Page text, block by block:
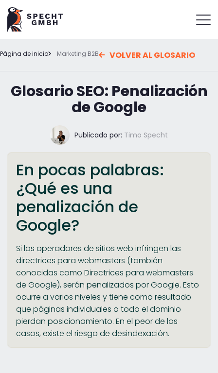
Página de inicio Marketing B2B VOLVER AL GLOSARIO
Glosario SEO: Penalización
de Google
Publicado por: Timo Specht
En pocas palabras:
¿Qué es una
penalización de
Google?
Si los operadores de sitios web infringen las
directrices para webmasters (también
conocidas como Directrices para webmasters
de Google), serán penalizados por Google. Esto
ocurre a varios niveles y tiene como resultado
que páginas individuales o todo el dominio
pierdan posicionamiento. En el peor de los
casos, existe el riesgo de desindexación.